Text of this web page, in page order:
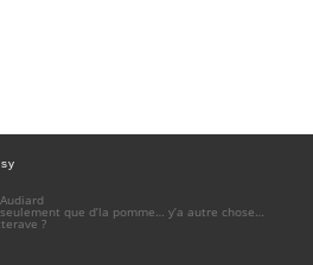
que d’la pomme… y’a autre chose…
?